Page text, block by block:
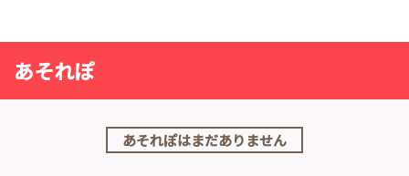
あそれぽ
あそれぽはまだありません